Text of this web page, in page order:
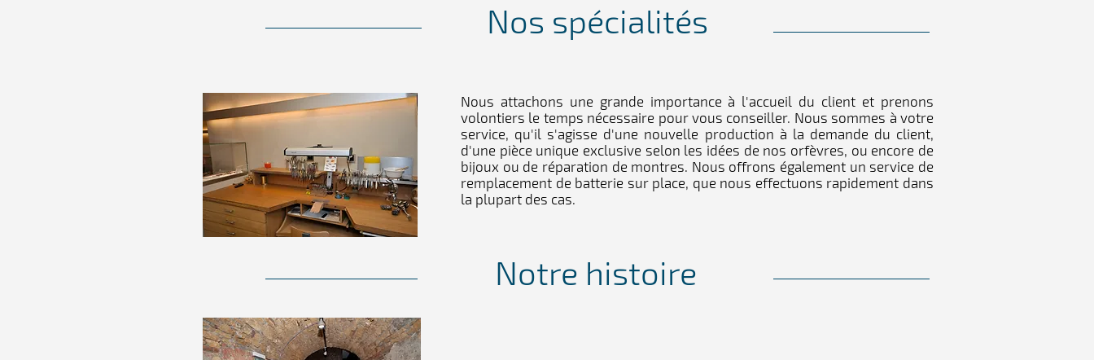
Nos spécialités
Nous attachons une grande importance à l'accueil du client et prenons
volontiers le temps nécessaire pour vous conseiller. Nous sommes à votre
service, qu'il s'agisse d'une nouvelle production à la demande du client,
d'une pièce unique exclusive selon les idées de nos orfèvres, ou encore de
bijoux ou de réparation de montres. Nous offrons également un service de
remplacement de batterie sur place, que nous effectuons rapidement dans
la plupart des cas.
Notre histoire